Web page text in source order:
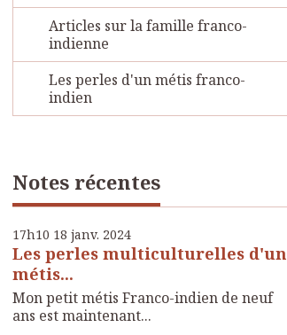
Articles sur la famille franco-
indienne
Les perles d'un métis franco-
indien
Notes récentes
17h10 18 janv. 2024
Les perles multiculturelles d'un
métis...
Mon petit métis Franco-indien de neuf
ans est maintenant...